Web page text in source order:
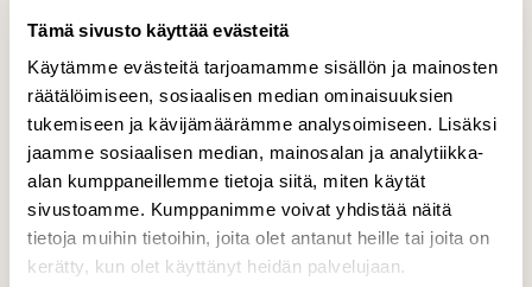
Tämä sivusto käyttää evästeitä
Käytämme evästeitä tarjoamamme sisällön ja mainosten
räätälöimiseen, sosiaalisen median ominaisuuksien
tukemiseen ja kävijämäärämme analysoimiseen. Lisäksi
jaamme sosiaalisen median, mainosalan ja analytiikka-
alan kumppaneillemme tietoja siitä, miten käytät
sivustoamme. Kumppanimme voivat yhdistää näitä
tietoja muihin tietoihin, joita olet antanut heille tai joita on
kerätty, kun olet käyttänyt heidän palvelujaan.
Syksyn ihmetyksiä.
Kesällä tuotuun multaan ilmeistyi
lokakuussa merkillisiä oransseja läikkiä.
Likempi tarkastelu osoitti ne sieniksi,